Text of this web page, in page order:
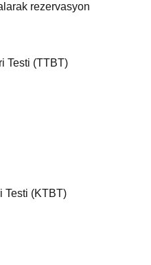
rezervasyon
Testi (TTBT)
Testi (KTBT)